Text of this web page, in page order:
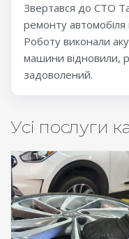
Звертався до СТО
ремонту
Роботу виконали
машини відновили,
задоволений.
Усі послуги